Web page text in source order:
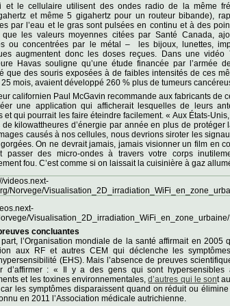
et le cellulaire utilisent des ondes radio de la même
et même 5 gigahertz pour un routeur bibande),
par l’eau et le gras sont pulsées en continu et à des
que les valeurs moyennes citées par Santé Canada,
ou concentrées par le métal – les bijoux, lunettes,
augmentent donc les doses reçues. Dans une
Havas souligne qu’une étude financée par l’armée
que des souris exposées à de faibles intensités de ces
mois, avaient développé 260 % plus de tumeurs
californien Paul McGavin recommande aux fabricants de
une application qui afficherait lesquelles de leurs
et qui pourrait les faire éteindre facilement. « Aux États-
de kilowattheures d’énergie par année en plus de protéger
causés à nos cellules, nous devrions siroter les
On ne devrait jamais, jamais visionner un film en
passer des micro-ondes à travers votre corps
fou. C’est comme si on laissait la cuisinière à gaz
concluantes
l’Organisation mondiale de la santé affirmait en 2005
aux RF et autres CEM qui déclenche les
(EHS). Mais l’absence de preuves
d’affirmer : « Il y a des gens qui sont hypersensibles
et les toxines environnementales,d’autres qui le sont
les symptômes disparaissent quand on réduit ou élimine
en 2011 l’Association médicale autrichienne.